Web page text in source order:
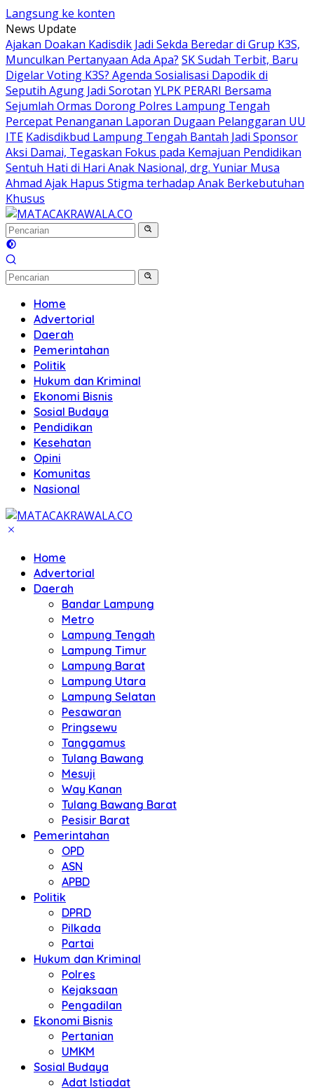
Langsung ke konten
News Update
Ajakan Doakan Kadisdik Jadi Sekda Beredar di Grup K3S,
Munculkan Pertanyaan Ada Apa? SK Sudah Terbit, Baru
Digelar Voting K3S? Agenda Sosialisasi Dapodik di
Seputih Agung Jadi Sorotan YLPK PERARI Bersama
Sejumlah Ormas Dorong Polres Lampung Tengah
Percepat Penanganan Laporan Dugaan Pelanggaran UU
ITE Kadisdikbud Lampung Tengah Bantah Jadi Sponsor
Aksi Damai, Tegaskan Fokus pada Kemajuan Pendidikan
Sentuh Hati di Hari Anak Nasional, drg. Yuniar Musa
Ahmad Ajak Hapus Stigma terhadap Anak Berkebutuhan
Khusus
Home
Advertorial
Daerah
Pemerintahan
Politik
Hukum dan Kriminal
Ekonomi Bisnis
Sosial Budaya
Pendidikan
Kesehatan
Opini
Komunitas
Nasional
Home
Advertorial
Daerah
Bandar Lampung
Metro
Lampung Tengah
Lampung Timur
Lampung Barat
Lampung Utara
Lampung Selatan
Pesawaran
Pringsewu
Tanggamus
Tulang Bawang
Mesuji
Way Kanan
Tulang Bawang Barat
Pesisir Barat
Pemerintahan
OPD
ASN
APBD
Politik
DPRD
Pilkada
Partai
Hukum dan Kriminal
Polres
Kejaksaan
Pengadilan
Ekonomi Bisnis
Pertanian
UMKM
Sosial Budaya
Adat Istiadat